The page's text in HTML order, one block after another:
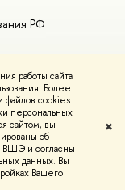
работы сайта
Более
файлов cookies
персональных
сайтом, вы
об
ВШЭ и согласны
данных. Вы
Вашего
✖
РФ
дизайна НИУ